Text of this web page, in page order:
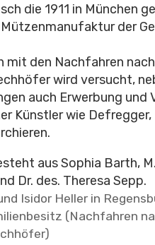
die 1911 in München
der
mit den Nachfahren
wird versucht,
auch Erwerbung und
Künstler wie
aus Sophia Barth,
Dr. des. Theresa Sepp.
Isidor Heller in
(Nachfahren